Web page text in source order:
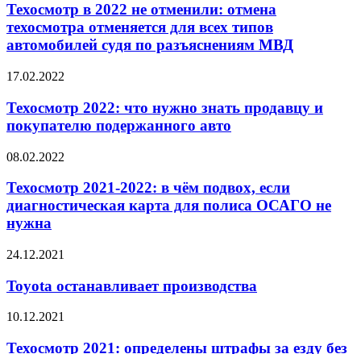
Техосмотр в 2022 не отменили: отмена
техосмотра отменяется для всех типов
автомобилей судя по разъяснениям МВД
17.02.2022
Техосмотр 2022: что нужно знать продавцу и
покупателю подержанного авто
08.02.2022
Техосмотр 2021-2022: в чём подвох, если
диагностическая карта для полиса ОСАГО не
нужна
24.12.2021
Toyota останавливает производства
10.12.2021
Техосмотр 2021: определены штрафы за езду без